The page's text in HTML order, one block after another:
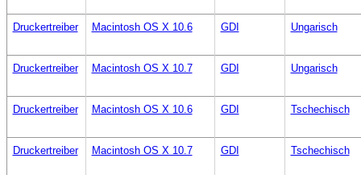
Druckertreiber Macintosh OS X 10.6 GDI Ungarisch
Druckertreiber Macintosh OS X 10.7 GDI Ungarisch
Druckertreiber Macintosh OS X 10.6 GDI Tschechisch
Druckertreiber Macintosh OS X 10.7 GDI Tschechisch